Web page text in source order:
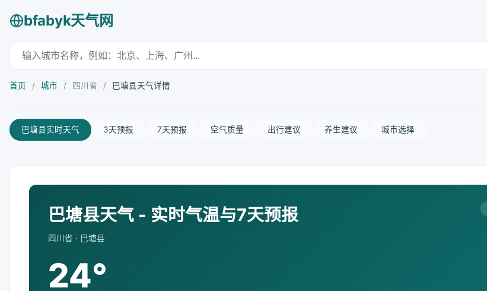
bfabyk天气网
首页 / 城市 / 四川省 / 巴塘县天气详情
巴塘县实时天气 3天预报 7天预报 空气质量 出行建议 养生建议 城市选择
巴塘县天气 - 实时气温与7天预报
四川省 · 巴塘县
24°